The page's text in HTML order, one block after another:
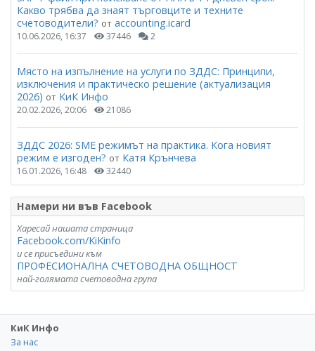
Какво трябва да знаят търговците и техните
счетоводители? от accounting.icard
10.06.2026, 16:37 37446 2
Място на изпълнение на услуги по ЗДДС: Принципи,
изключения и практическо решение (актуализация
2026) от КиК Инфо
20.02.2026, 20:06 21086
ЗДДС 2026: SME режимът на практика. Кога новият
режим е изгоден? от Катя Крънчева
16.01.2026, 16:48 32440
Намери ни във Facebook
Харесай нашата страница
Facebook.com/KiKinfo
и се присъедини към
ПРОФЕСИОНАЛНА СЧЕТОВОДНА ОБЩНОСТ
най-голямата счетоводна група
КиК Инфо
За нас